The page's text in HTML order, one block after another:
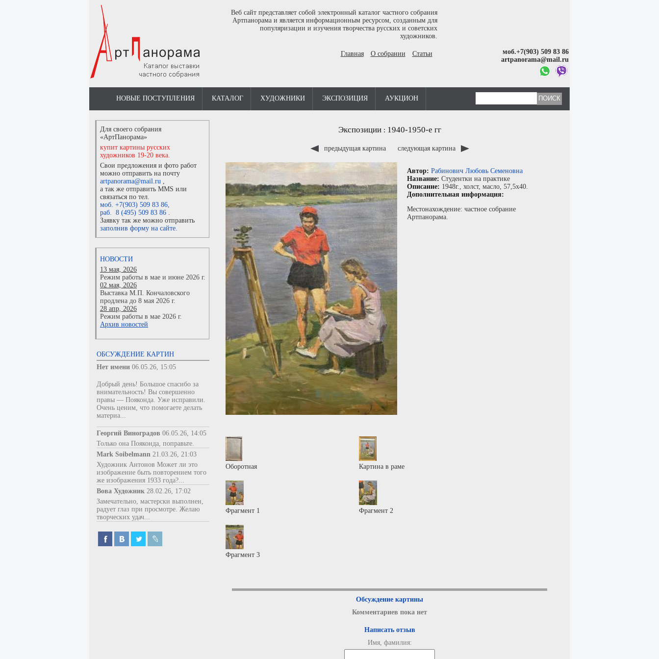
Веб сайт представляет собой электронный каталог частного собрания
Артпанорама и является информационным ресурсом, созданным для
популяризации и изучения творчества русских и советских
художников.
Главная О собрании Статьи
моб.+7(903) 509 83 86
artpanorama@mail.ru
НОВЫЕ ПОСТУПЛЕНИЯ КАТАЛОГ ХУДОЖНИКИ ЭКСПОЗИЦИЯ АУКЦИОН
Для своего собрания
«АртПанорама»
купит картины русских
художников 19-20 века.
Свои предложения и фото работ
можно отправить на почту
artpanorama@mail.ru ,
а так же отправить MMS или
связаться по тел.
моб. +7(903) 509 83 86,
раб. 8 (495) 509 83 86 .
Заявку так же можно отправить
заполнив форму на сайте.
НОВОСТИ
13 мая, 2026
Режим работы в мае и июне 2026 г.
02 мая, 2026
Выставка М.П. Кончаловского
продлена до 8 мая 2026 г.
28 апр, 2026
Режим работы в мае 2026 г.
Архив новостей
ОБСУЖДЕНИЕ КАРТИН
Нет имени 06.05.26, 15:05
Добрый день! Большое спасибо за
внимательность! Вы совершенно
правы — Пояконда. Уже исправили.
Очень ценим, что помогаете делать
материа...
Георгий Виноградов 06.05.26, 14:05
Только она Пояконда, поправьте.
Mark Soibelmann 21.03.26, 21:03
Художник Антонов Может ли это
изображение быть повторением того
же изображения 1933 года?...
Вова Художник 28.02.26, 17:02
Замечательно, мастерски выполнен,
радует глаз при просмотре. Желаю
творческих удач...
Экспозиции: 1940-1950-е гг
предыдущая картина следующая картина
Автор: Рабинович Любовь Семеновна
Название: Студентки на практике
Описание: 1948г., холст, масло, 57,5x40.
Дополнительная информация:
Местонахождение: частное собрание
Артпанорама.
Оборотная Картина в раме
Фрагмент 1 Фрагмент 2
Фрагмент 3
Обсуждение картины
Комментариев пока нет
Написать отзыв
Имя, фамилия: